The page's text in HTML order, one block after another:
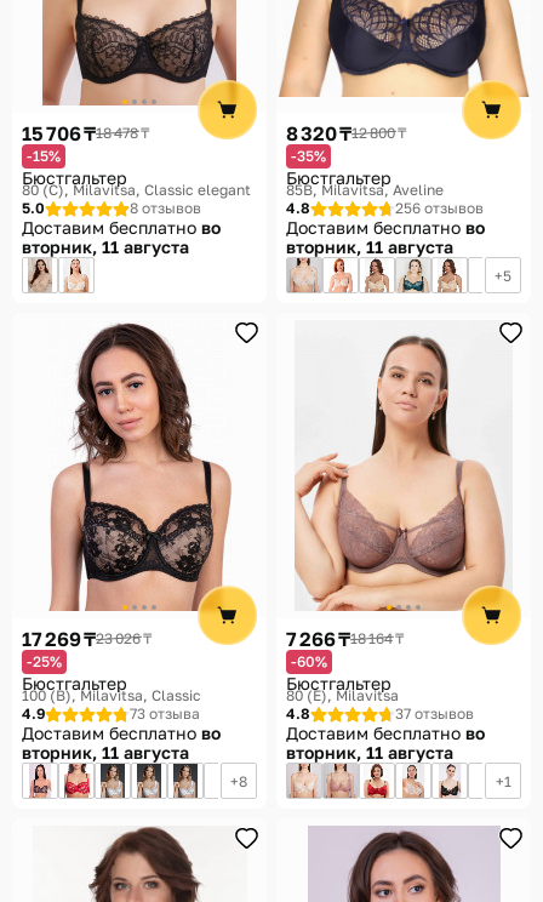
15 706 ₸18 478 ₸
-15%
Бюстгальтер
80 (C) Milavitsa, Classic elegant
5.0
8 отзывов
Доставим бесплатно во
вторник, 11 августа
8 320 ₸12 800 ₸
-35%
Бюстгальтер
85B Milavitsa, Aveline
4.8
256 отзывов
Доставим бесплатно во
вторник, 11 августа
5
17 269 ₸23 026 ₸
-25%
Бюстгальтер
100 (B) Milavitsa, Classic
4.9
73 отзыва
Доставим бесплатно во
вторник, 11 августа
8
7 266 ₸18 164 ₸
-60%
Бюстгальтер
80 (E) Milavitsa
4.8
37 отзывов
Доставим бесплатно во
вторник, 11 августа
1